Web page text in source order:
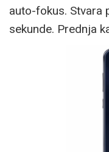
auto-fokus. Stvara
sekunde. Prednja